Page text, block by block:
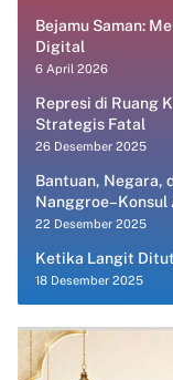
Bejamu Saman:
Digital
6 April 2026
Represi di Ruang
Strategis Fatal
26 Desember 2025
Bantuan, Negara,
22 Desember 2025
Ketika Langit
18 Desember 2025